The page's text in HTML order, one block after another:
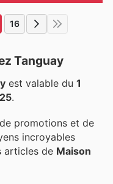
16
Tanguay
est valable du 1
.
promotions et de
incroyables
articles de Maison